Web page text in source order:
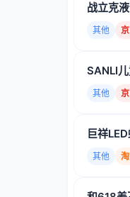
战立克
其他
SANLI
其他
巨祥
其他